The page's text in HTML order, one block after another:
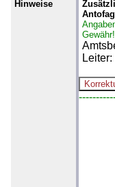
Hinweise
Gewähr!